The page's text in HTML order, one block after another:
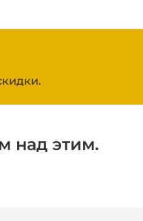
над этим.